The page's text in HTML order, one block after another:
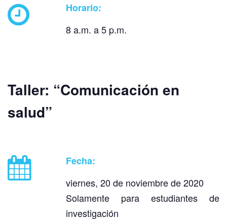
Horario:
8 a.m. a 5 p.m.
Taller: “Comunicación en
salud”
Fecha:
viernes, 20 de noviembre de 2020
Solamente para estudiantes de
investigación